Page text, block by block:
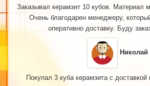
Заказывал керамзит 10 кубов. Материал
Очень благодарен менеджеру,
оперативно доставку. Буду
Николай
Покупал 3 куба керамзита с